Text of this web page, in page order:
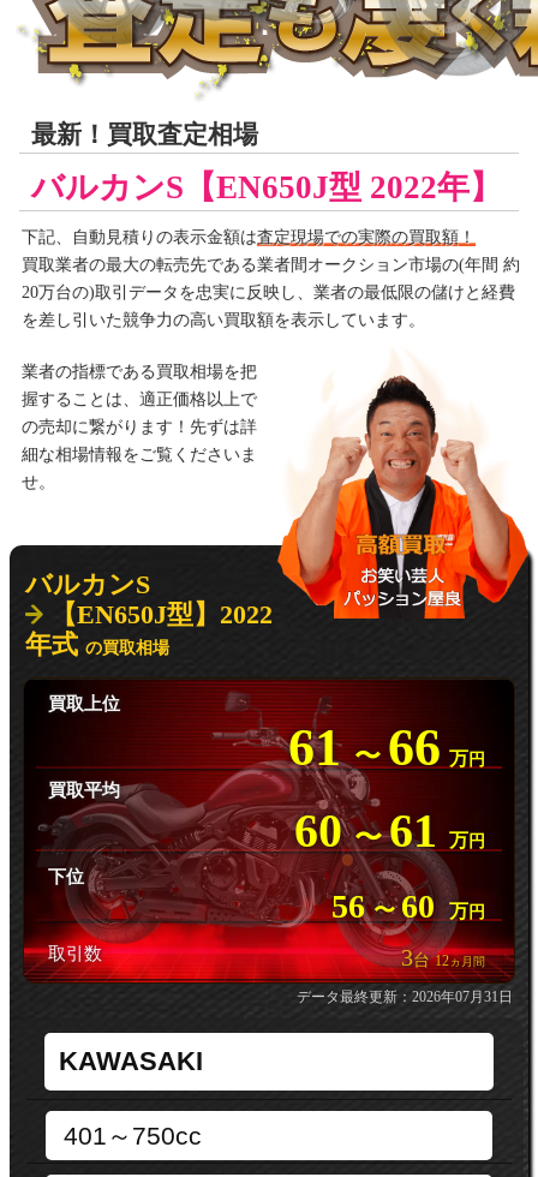
最新！買取査定相場
バルカンS【EN650J型 2022年】
下記、自動見積りの表示金額は査定現場での実際の買取額！
買取業者の最大の転売先である業者間オークション市場の(年間 約
20万台の)取引データを忠実に反映し、業者の最低限の儲けと経費
を差し引いた競争力の高い買取額を表示しています。
業者の指標である買取相場を把
握することは、適正価格以上で
の売却に繋がります！先ずは詳
細な相場情報をご覧くださいま
せ。
バルカンS
【EN650J型】2022
年式 の買取相場
買取上位
61 〜66 万 円
買取平均
60 〜61 万 円
下位
56 〜60 万 円
取引数 3台12ヵ月間
データ最終更新：2026年07月31日